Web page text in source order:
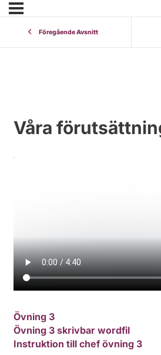
Föregående Avsnitt
Våra
Övning 3
Övning 3 skrivbar wordfil
Instruktion till chef övning 3